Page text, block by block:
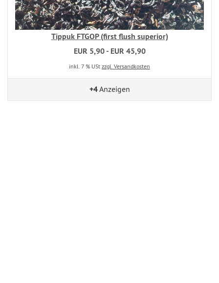
Tippuk FTGOP (first flush superior)
EUR 5,90 - EUR 45,90
inkl. 7 % USt zzgl. Versandkosten
+4Anzeigen